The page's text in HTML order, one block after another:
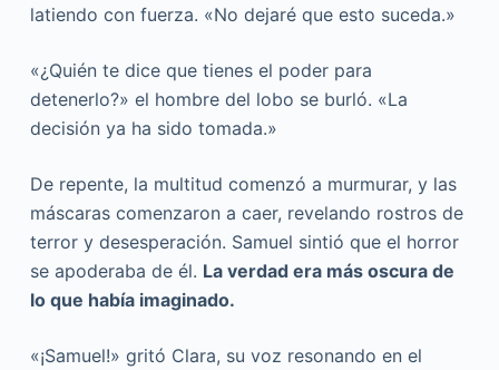
latiendo con fuerza. «No dejaré que esto suceda.»
«¿Quién te dice que tienes el poder para
detenerlo?» el hombre del lobo se burló. «La
decisión ya ha sido tomada.»
De repente, la multitud comenzó a murmurar, y las
máscaras comenzaron a caer, revelando rostros de
terror y desesperación. Samuel sintió que el horror
se apoderaba de él. La verdad era más oscura de
lo que había imaginado.
«¡Samuel!» gritó Clara, su voz resonando en el